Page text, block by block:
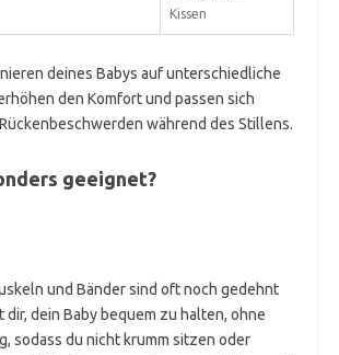
Kissen
deines Babys auf unterschiedliche
den Komfort und passen sich
während des Stillens.
geeignet?
und Bänder sind oft noch gedehnt
dein Baby bequem zu halten, ohne
sodass du nicht krumm sitzen oder